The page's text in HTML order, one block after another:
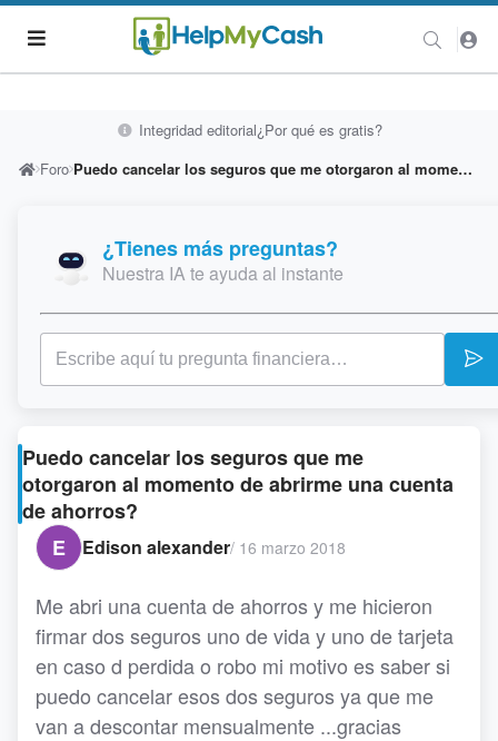
Integridad editorial¿Por qué es gratis?
Foro
Puedo cancelar los seguros que me otorgaron al momento de abrirme una cuenta de ahorros?
¿Tienes más preguntas?
Nuestra IA te ayuda al instante
Puedo cancelar los seguros que me
otorgaron al momento de abrirme una cuenta
de ahorros?
E
Edison alexander/ 16 marzo 2018
Me abri una cuenta de ahorros y me hicieron
firmar dos seguros uno de vida y uno de tarjeta
en caso d perdida o robo mi motivo es saber si
puedo cancelar esos dos seguros ya que me
van a descontar mensualmente ...gracias